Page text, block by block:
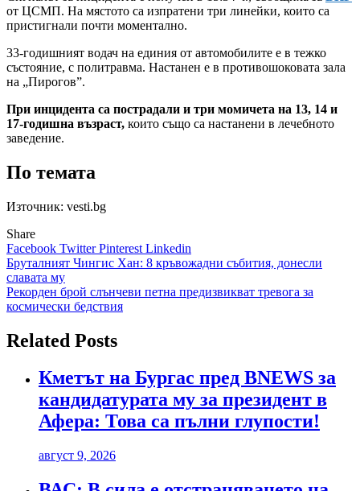
от ЦСМП. На мястото са изпратени три линейки, които са
пристигнали почти моментално.
33-годишният водач на единия от автомобилите е в тежко
състояние, с политравма. Настанен е в противошоковата зала
на „Пирогов”.
При инцидента са пострадали и три момичета на 13, 14 и
17-годишна възраст, които също са настанени в лечебното
заведение.
По темата
Източник: vesti.bg
Share
Facebook TwitterPinterest Linkedin
Навигация
Бруталният Чингис Хан: 8 кръвожадни събития, донесли
славата му
Рекорден брой слънчеви петна предизвикват тревога за
космически бедствия
Related Posts
Кметът на Бургас пред BNEWS за
кандидатурата му за президент в
Афера: Това са пълни глупости!
август 9, 2026